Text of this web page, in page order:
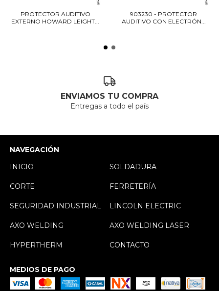
PROTECTOR AUDITIVO
EXTERNO HOWARD LEIGHT...
903230 - PROTECTOR
AUDITIVO CON ELECTRÓN...
ENVIAMOS TU COMPRA
Entregas a todo el país
NAVEGACIÓN
INICIO
SOLDADURA
CORTE FERRETERÍA
SEGURIDAD INDUSTRIAL LINCOLN ELECTRIC
AXO WELDING AXO WELDING LASER
HYPERTHERM CONTACTO
MEDIOS DE PAGO